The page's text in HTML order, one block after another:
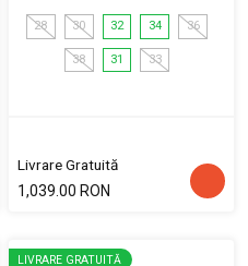
28 30 32 34 36
38 31 33
Livrare Gratuită
1,039.00 RON
LIVRARE GRATUITĂ